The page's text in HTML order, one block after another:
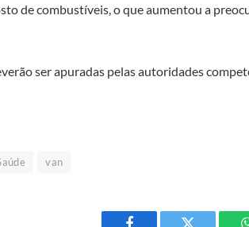
de combustíveis, o que aumentou a
ser apuradas pelas autoridades
van